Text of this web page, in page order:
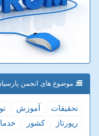
موضوع های انجمن
تحقیقات آموزش
رپورتاژ
كشور